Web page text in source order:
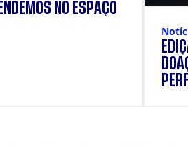
NO ESPAÇO